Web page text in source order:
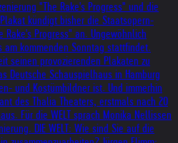
"The Rake's Progress" und die
kündigt bisher die Staatsopern-
Rake's Progress" an. Ungewöhnlich
kommenden Sonntag stattfindet.
seinen provozierenden Plakaten zu
Deutsche Schauspielhaus in Hamburg
und Kostümbildner ist. Und immerhin
des Thalia Theaters, erstmals nach 20
Für die WELT sprach Monika Nellissen
DIE WELT: Wie sind Sie auf die